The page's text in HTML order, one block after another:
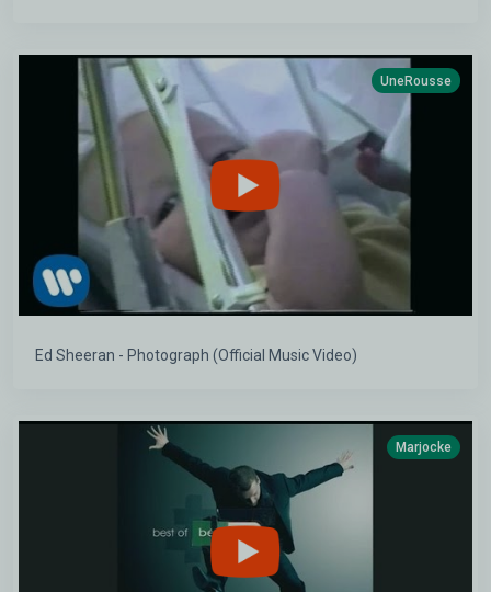
UneRousse
Ed Sheeran - Photograph (Official Music Video)
Marjocke